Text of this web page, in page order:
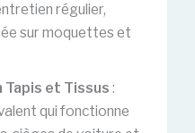
régulier,
sur moquettes et
Tapis et Tissus :
qui fonctionne